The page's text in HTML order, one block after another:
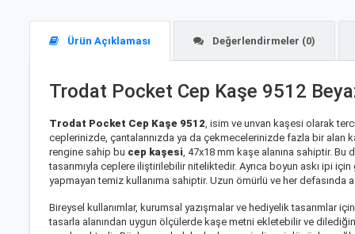
Ürün Açıklaması Değerlendirmeler (0)
Trodat Pocket Cep Kaşe 9512
Trodat Pocket Cep Kaşe 9512, isim ve unvan kaşesi olarak
ceplerinizde, çantalarınızda ya da çekmecelerinizde fazla bir alan
rengine sahip bu cep kaşesi, 47x18 mm kaşe alanına sahiptir. Bu
tasarımıyla ceplere iliştirilebilir niteliktedir. Ayrıca boyun askı ipi
yapmayan temiz kullanıma sahiptir. Uzun ömürlü ve her defasında
Bireysel kullanımlar, kurumsal yazışmalar ve hediyelik tasarımlar
tasarla alanından uygun ölçülerde kaşe metni ekletebilir ve